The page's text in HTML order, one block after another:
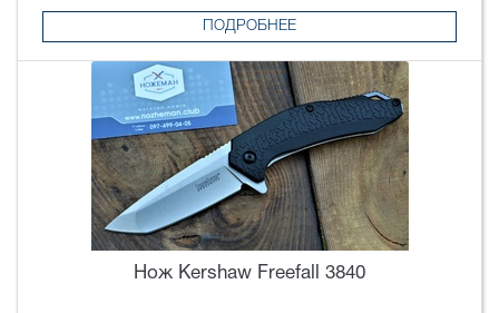
ПОДРОБНЕЕ
Нож Kershaw Freefall 3840